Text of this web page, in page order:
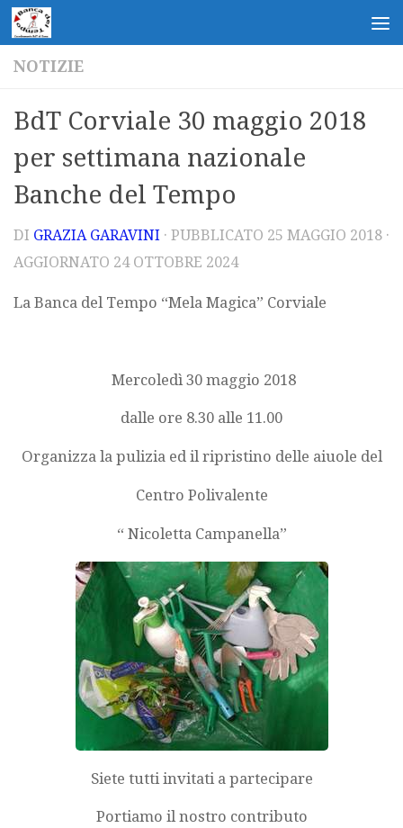
Salta al contenuto
NOTIZIE
BdT Corviale 30 maggio 2018
per settimana nazionale
Banche del Tempo
DI GRAZIA GARAVINI · PUBBLICATO 25 MAGGIO 2018 ·
AGGIORNATO 24 OTTOBRE 2024
La Banca del Tempo “Mela Magica” Corviale
Mercoledì 30 maggio 2018
dalle ore 8.30 alle 11.00
Organizza la pulizia ed il ripristino delle aiuole del
Centro Polivalente
“ Nicoletta Campanella”
Siete tutti invitati a partecipare
Portiamo il nostro contributo